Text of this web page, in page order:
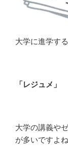
大学に進学す
「レジュメ」
大学の講義や
が多いですよね